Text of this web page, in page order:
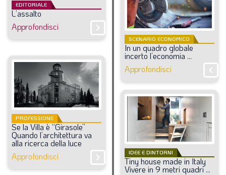
EDITORIALE
L’assalto
Approfondisci
chevron_right
SCENARIO ECONOMICO
Inunquadroglobale
incerto l’economia ...
Approfondisci
chevron_right
PROFESSIONE
SelaVillaè“Girasole”
Quando l’architettura va
alla ricerca della luce
Approfondisci
chevron_right IDEE E DINTORNI
TinyhousemadeinItaly
Vivere in 9 metri quadri ...